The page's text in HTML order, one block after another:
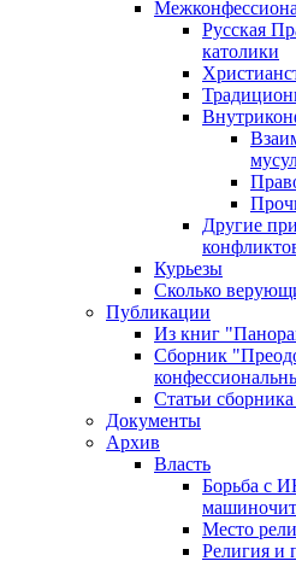
Русская
католики
Другие
Курьезы
Сколько
Публикации
Из книг
Сборник
Статьи
Документы
Архив
Власть
Борьба с
Место
Религия и